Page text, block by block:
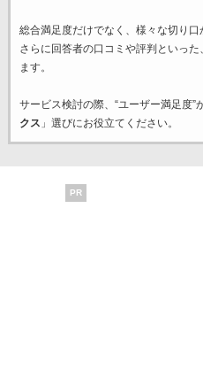
総合満足度だけでなく、様々な切り口
さらに回答者の口コミや評判といっ
ます。
サービス検討の際、“ユーザー満足度”
クス 」選びにお役立てください。
PR